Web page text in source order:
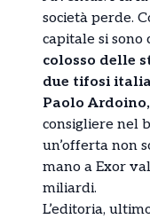
società perde.
capitale si sono
colosso delle
due tifosi
Paolo Ardoino,
consigliere nel
un’offerta non
mano a Exor
miliardi.
L’editoria,